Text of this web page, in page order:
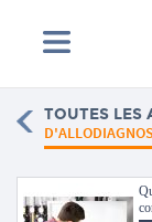
TOUTES LES